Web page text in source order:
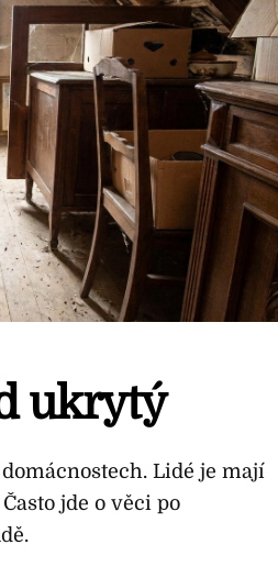
ukrytý
Lidé je mají
jde o věci po